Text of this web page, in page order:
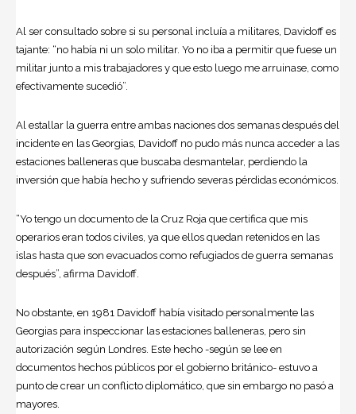
Al ser consultado sobre si su personal incluía a militares, Davidoff es
tajante: “no había ni un solo militar. Yo no iba a permitir que fuese un
militar junto a mis trabajadores y que esto luego me arruinase, como
efectivamente sucedió”.
Al estallar la guerra entre ambas naciones dos semanas después del
incidente en las Georgias, Davidoff no pudo más nunca acceder a las
estaciones balleneras que buscaba desmantelar, perdiendo la
inversión que había hecho y sufriendo severas pérdidas económicos.
“Yo tengo un documento de la Cruz Roja que certifica que mis
operarios eran todos civiles, ya que ellos quedan retenidos en las
islas hasta que son evacuados como refugiados de guerra semanas
después”, afirma Davidoff.
No obstante, en 1981 Davidoff había visitado personalmente las
Georgias para inspeccionar las estaciones balleneras, pero sin
autorización según Londres. Este hecho -según se lee en
documentos hechos públicos por el gobierno británico- estuvo a
punto de crear un conflicto diplomático, que sin embargo no pasó a
mayores.